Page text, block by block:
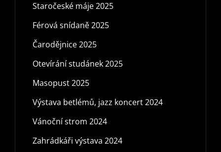
Staročeské máje 2025
Férová snídaně 2025
Čarodějnice 2025
Otevírání studánek 2025
Masopust 2025
Výstava betlémů, jazz koncert 2024
Vánoční strom 2024
Zahrádkáři výstava 2024